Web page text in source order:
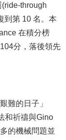
through
到第 10 名。本
在積分榜
分，落後領先
難的日子」
和祈禱與Gino
的機械問題並